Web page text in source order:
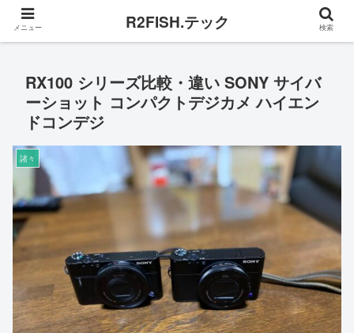
主にパソコン話
RX100 シリーズ比較・違い SONY サイバ
ーショット コンパクトデジカメ ハイエン
ドコンデジ
諸々
メニュー R2FISH.テック 検索